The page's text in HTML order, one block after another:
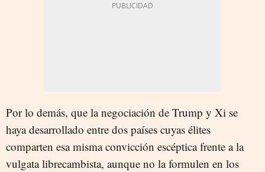
Por lo demás, que la negociación de Trump y Xi se
haya desarrollado entre dos países cuyas élites
comparten esa misma convicción escéptica frente a la
vulgata librecambista, aunque no la formulen en los